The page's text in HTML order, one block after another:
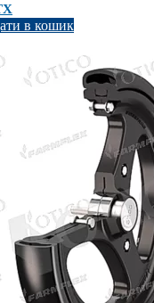
в кошик